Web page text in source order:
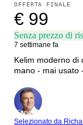
OFFERTA FINALE
€ 99
Senza prezzo di
7 settimane fa
Kelim moderno di
mano - mai usato
Esperto
Selezionato da